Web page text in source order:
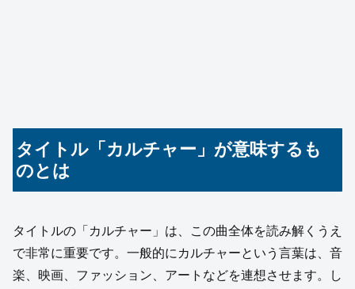
タイトル「カルチャー」が意味するも
のとは
タイトルの「カルチャー」は、この曲全体を読み解くうえ
で非常に重要です。一般的にカルチャーという言葉は、音
楽、映画、ファッション、アートなどを連想させます。し